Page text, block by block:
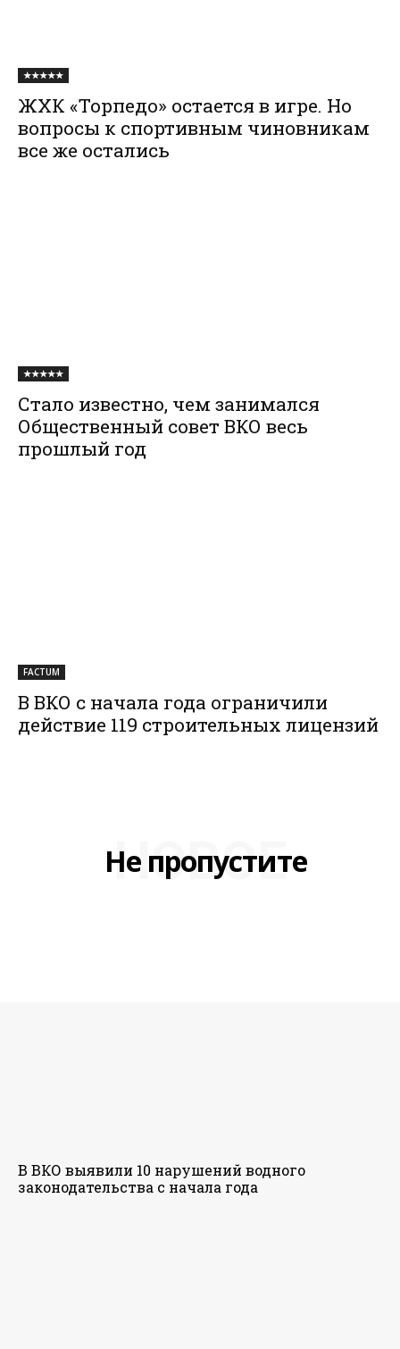
★★★★★
ЖХК «Торпедо» остается в игре. Но
вопросы к спортивным чиновникам
все же остались
★★★★★
Стало известно, чем занимался
Общественный совет ВКО весь
прошлый год
FACTUM
В ВКО с начала года ограничили
действие 119 строительных лицензий
Не пропустите
НОВОЕ
В ВКО выявили 10 нарушений водного
законодательства с начала года